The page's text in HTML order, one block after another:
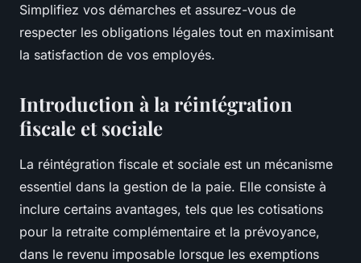
Simplifiez vos démarches et assurez-vous de
respecter les obligations légales tout en maximisant
la satisfaction de vos employés.
Introduction à la réintégration
fiscale et sociale
La réintégration fiscale et sociale est un mécanisme
essentiel dans la gestion de la paie. Elle consiste à
inclure certains avantages, tels que les cotisations
pour la retraite complémentaire et la prévoyance,
dans le revenu imposable lorsque les exemptions